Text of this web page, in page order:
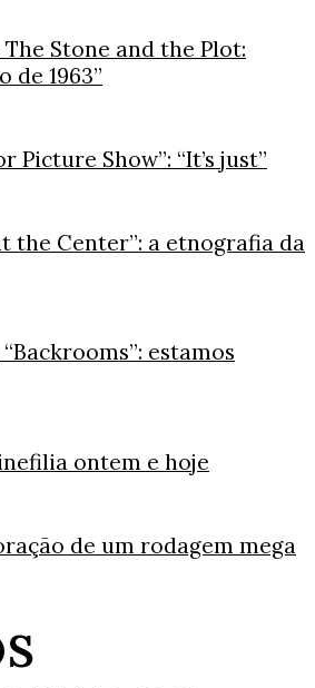
Stone and the Plot:
de 1963”
Picture Show”: “It’s just”
the Center”: a etnografia da
estamos
ontem e hoje
de um rodagem mega